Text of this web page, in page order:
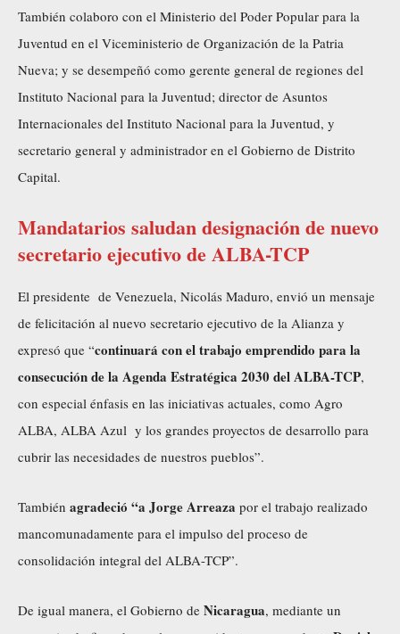
También colaboro con el Ministerio del Poder Popular para la
Juventud en el Viceministerio de Organización de la Patria
Nueva; y se desempeñó como gerente general de regiones del
Instituto Nacional para la Juventud; director de Asuntos
Internacionales del Instituto Nacional para la Juventud, y
secretario general y administrador en el Gobierno de Distrito
Capital.
Mandatarios saludan designación de nuevo
secretario ejecutivo de ALBA-TCP
El presidente de Venezuela, Nicolás Maduro, envió un mensaje
de felicitación al nuevo secretario ejecutivo de la Alianza y
expresó que “continuará con el trabajo emprendido para la
consecución de la Agenda Estratégica 2030 del ALBA-TCP,
con especial énfasis en las iniciativas actuales, como Agro
ALBA, ALBA Azul y los grandes proyectos de desarrollo para
cubrir las necesidades de nuestros pueblos”.
También agradeció “a Jorge Arreaza por el trabajo realizado
mancomunadamente para el impulso del proceso de
consolidación integral del ALBA-TCP”.
De igual manera, el Gobierno de Nicaragua, mediante un